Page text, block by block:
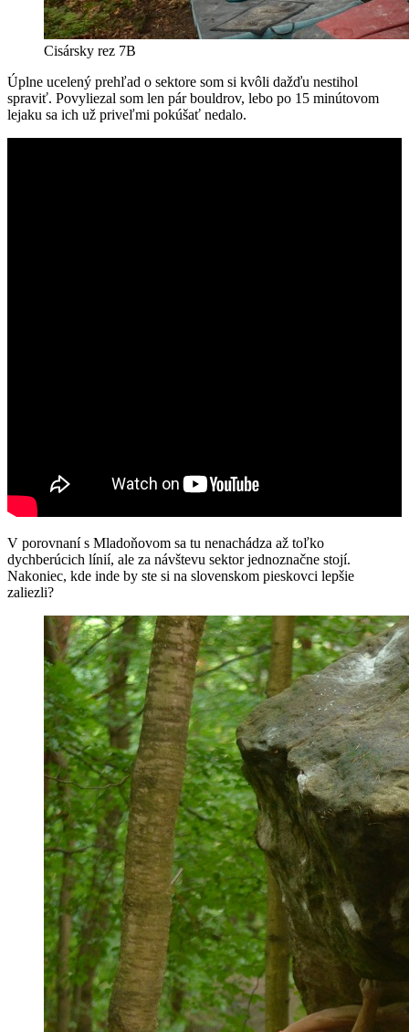
Cisársky rez 7B
Úplne ucelený prehľad o sektore som si kvôli dažďu nestihol
spraviť. Povyliezal som len pár bouldrov, lebo po 15 minútovom
lejaku sa ich už priveľmi pokúšať nedalo.
V porovnaní s Mladoňovom sa tu nenachádza až toľko
dychberúcich línií, ale za návštevu sektor jednoznačne stojí.
Nakoniec, kde inde by ste si na slovenskom pieskovci lepšie
zaliezli?